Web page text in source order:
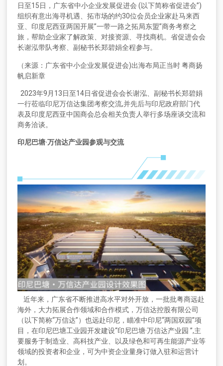
日至15日，广东省中小企业发展促进会 (以下简称省促进会”)
组织有意出海寻机遇、拓市场的约30位会员企业家赴马来西
亚、印度尼西亚两国开展”一带一路之拓局东盟”商务考察之
旅，帮助企业家了解政策、对接资源、寻找商机。省促进会会
长谢泓带队考察、副秘书长郑碧娟全程参与。
（来源：广东省中小企业发展促进会)出海布局正当时 粤商扬
帆启新章
2023年9月13日至14日省促进会会长谢泓、副秘书长郑碧娟
一行莅临印尼万信达集团考察交流,并先后与印尼政府部门代
表及印度尼西亚中国商会总会相关负责人举行多场座谈交流和
商务洽谈。
印尼巴塘·万信达产业园参观与交流
近年来，广东省不断推进高水平对外开放，一批批粤商远赴
海外，大力拓展合作领域和合作模式，万信达控股有限公司
（以下简称“万信达”）也远赴印尼，瞄准中印尼“两国双园”项
目，在印尼巴塘工业园开发建设“印尼巴塘·万信达产业园 ”,主
要服务于制造业、高科技产业、以及绿色和可再生能源产业等
领域的投资者和企业，可为中资企业量身订做入驻和运营计
划。